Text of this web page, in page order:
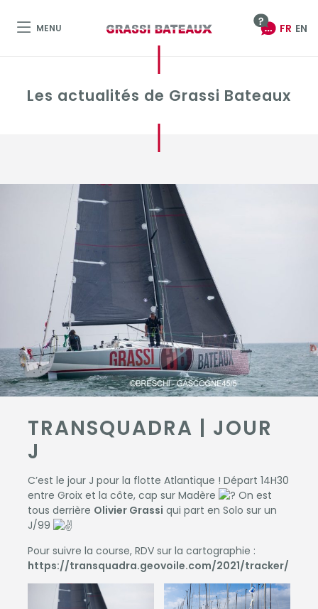
MENU FR EN
Les actualités de Grassi Bateaux
TRANSQUADRA | JOUR
J
C’est le jour J pour la flotte Atlantique ! Départ 14H30
entre Groix et la côte, cap sur Madère
On est
tous derrière Olivier Grassi qui part en Solo sur un
J/99
Pour suivre la course, RDV sur la cartographie :
https://transquadra.geovoile.com/2021/tracker/